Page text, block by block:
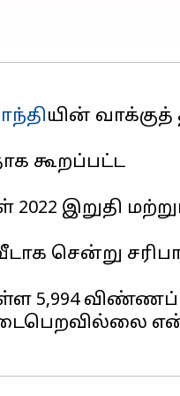
யின் வாக்குத்
கூறப்பட்ட
இறுதி மற்றும்
சென்று
5,994